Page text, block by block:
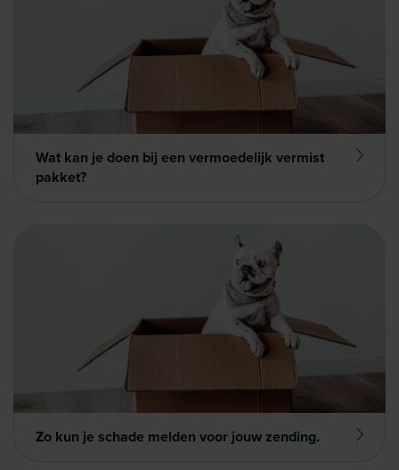
Wat kan je doen bij een vermoedelijk vermist
pakket?
Zo kun je schade melden voor jouw zending.